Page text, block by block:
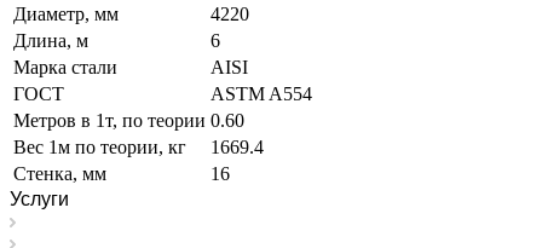
Диаметр, мм
4220
Длина, м
6
Марка стали
AISI
ГОСТ
ASTM A554
Метров в 1т, по теории 0.60
Вес 1м по теории, кг
1669.4
Стенка, мм
16
Услуги